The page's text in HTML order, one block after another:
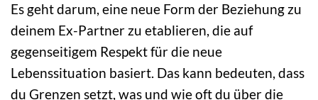
Es geht darum, eine neue Form der Beziehung zu
deinem Ex-Partner zu etablieren, die auf
gegenseitigem Respekt für die neue
Lebenssituation basiert. Das kann bedeuten, dass
du Grenzen setzt, was und wie oft du über die